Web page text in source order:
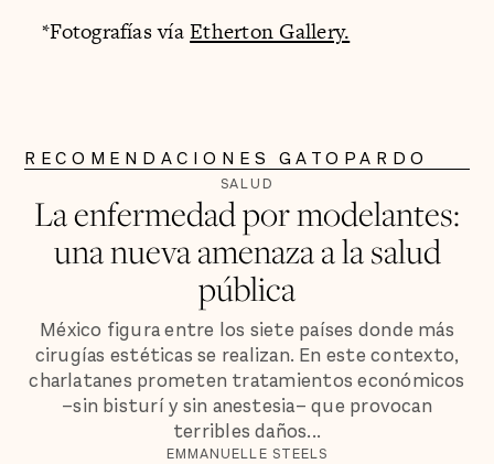
*Fotografías víaEtherton Gallery.
RECOMENDACIONES GATOPARDO
SALUD
La enfermedad por modelantes:
una nueva amenaza a la salud
pública
México figura entre los siete países donde más
cirugías estéticas se realizan. En este contexto,
charlatanes prometen tratamientos económicos
–sin bisturí y sin anestesia– que provocan
terribles daños...
EMMANUELLE STEELS